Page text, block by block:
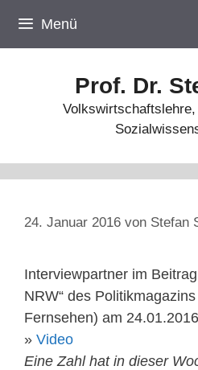
Inhalt
springen
Menü
Prof. Dr.
24. Januar 2016 von Stefan
Interviewpartner im
NRW“ des
Fernsehen) am 24.01.2016
» Video
Eine Zahl hat in dieser